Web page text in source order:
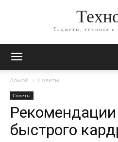
Гаджеты, техника и
Домой Советы
Советы
быстрого